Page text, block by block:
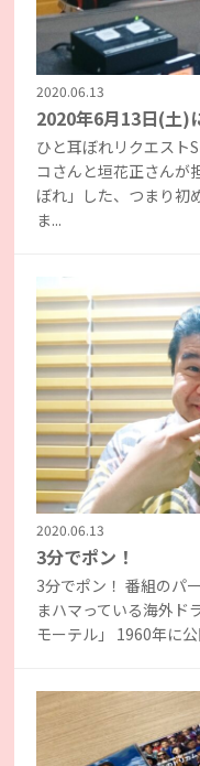
2020.06.13
2020年6月13日(土)
ひと耳ぼれリクエスト
コさんと垣花正さんが
ぼれ」した、つまり初
ま...
2020.06.13
3分でポン！
3分でポン！ 番組のパ
まハマっている海外ド
モーテル」 1960年に